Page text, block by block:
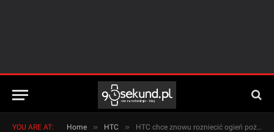
YOU ARE AT: Home » HTC » HTC chce znowu rozniecić ogień pożądania. Oto Desire 601 i Desire 300